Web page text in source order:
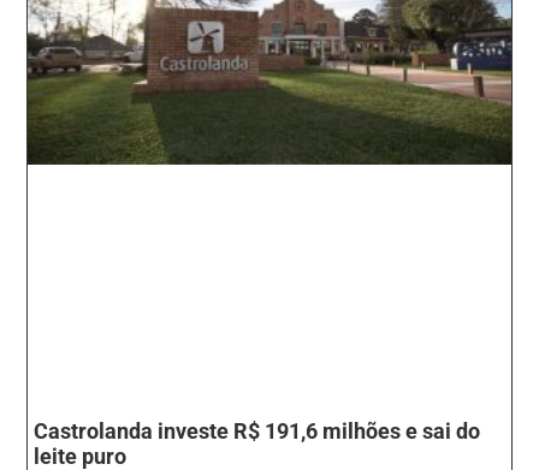
Castrolanda investe R$ 191,6 milhões e sai do
leite puro